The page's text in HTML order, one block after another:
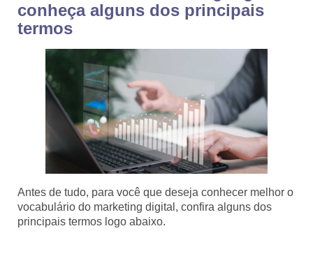
conheça alguns dos principais
termos
Antes de tudo, para você que deseja conhecer melhor o
vocabulário do marketing digital, confira alguns dos
principais termos logo abaixo.